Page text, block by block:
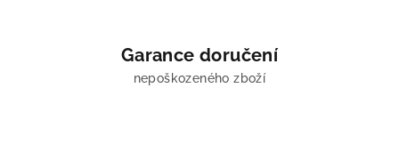
Garance doručení
nepoškozeného zboží